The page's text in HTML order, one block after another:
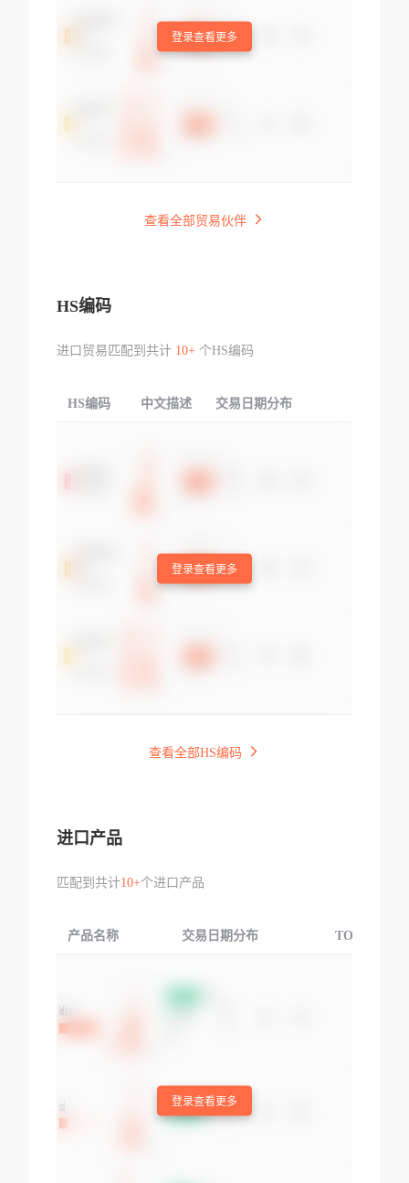
登录查看更多
查看全部贸易伙伴
HS编码
进口贸易匹配到共计 10+个HS编码
HS编码 中文描述 交易日期分布
登录查看更多
查看全部HS编码
进口产品
匹配到共计10+个进口产品
产品名称 交易日期分布 TOP3交易国
登录查看更多